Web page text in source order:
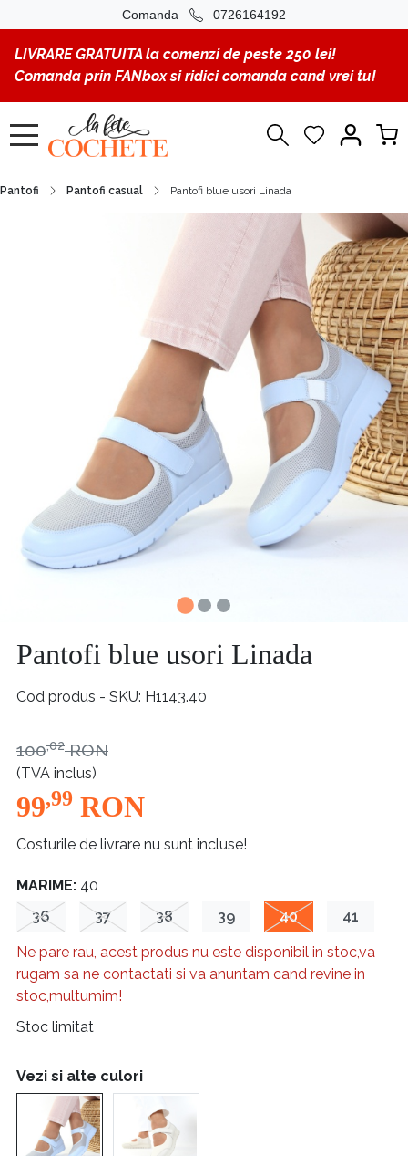
Comanda 0726164192
LIVRARE GRATUITA la comenzi de peste 250 lei!
Comanda prin FANbox si ridici comanda cand vrei tu!
Pantofi Pantofi casual Pantofi blue usori Linada
Pantofi blue usori Linada
Cod produs - SKU H1143.40
99,99 RON
(TVA inclus)
100,02 RON
Costurile de livrare nu sunt incluse!
MARIME: 40
36
37 38 39 40 41
Ne pare rau, acest produs nu este disponibil in stoc,va
rugam sa ne contactati si va anuntam cand revine in
stoc,multumim!
Stoc limitat
Vezi si alte culori